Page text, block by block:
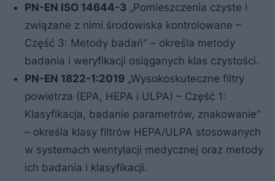
PN-EN ISO 14644-3 „Pomieszczenia czyste i
związane z nimi środowiska kontrolowane –
Część 3: Metody badań" – określa metody
badania i weryfikacji osiąganych klas czystości.
PN-EN 1822-1:2019 „Wysokoskuteczne filtry
powietrza (EPA, HEPA i ULPA) – Część 1:
Klasyfikacja, badanie parametrów, znakowanie"
– określa klasy filtrów HEPA/ULPA stosowanych
w systemach wentylacji medycznej oraz metody
ich badania i klasyfikacji.